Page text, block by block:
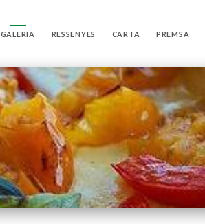
GALERIA RESSENYES CARTA PREMSA